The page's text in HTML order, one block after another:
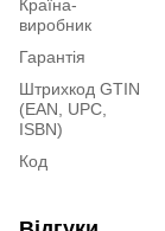
Країна-
виробник
Гарантія
Штрихкод GTIN
(EAN, UPC,
ISBN)
Код